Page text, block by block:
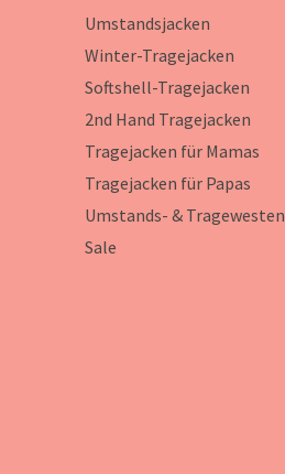
Umstandsjacken
Winter-Tragejacken
Softshell-Tragejacken
2nd Hand Tragejacken
Tragejacken für Mamas
Tragejacken für Papas
Umstands- & Tragewesten
Sale